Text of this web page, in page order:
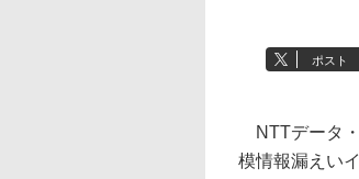
ポスト
NTTデータ
模情報漏えい